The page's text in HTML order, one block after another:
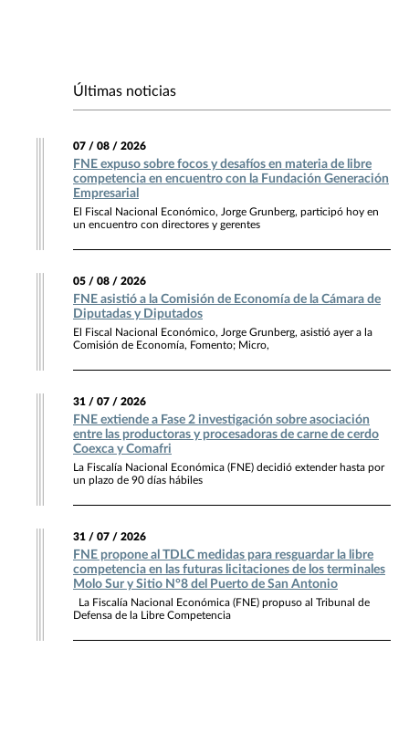
Últimas noticias
07 / 08 / 2026
FNE expuso sobre focos y desafíos en materia de libre
competencia en encuentro con la Fundación Generación
Empresarial
El Fiscal Nacional Económico, Jorge Grunberg, participó hoy en
un encuentro con directores y gerentes
05 / 08 / 2026
FNE asistió a la Comisión de Economía de la Cámara de
Diputadas y Diputados
El Fiscal Nacional Económico, Jorge Grunberg, asistió ayer a la
Comisión de Economía, Fomento; Micro,
31 / 07 / 2026
FNE extiende a Fase 2 investigación sobre asociación
entre las productoras y procesadoras de carne de cerdo
Coexca y Comafri
La Fiscalía Nacional Económica (FNE) decidió extender hasta por
un plazo de 90 días hábiles
31 / 07 / 2026
FNE propone al TDLC medidas para resguardar la libre
competencia en las futuras licitaciones de los terminales
Molo Sur y Sitio N°8 del Puerto de San Antonio
La Fiscalía Nacional Económica (FNE) propuso al Tribunal de
Defensa de la Libre Competencia